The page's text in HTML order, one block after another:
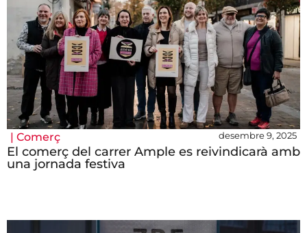
| Comerç desembre 9, 2025
El comerç del carrer Ample es reivindicarà amb
una jornada festiva